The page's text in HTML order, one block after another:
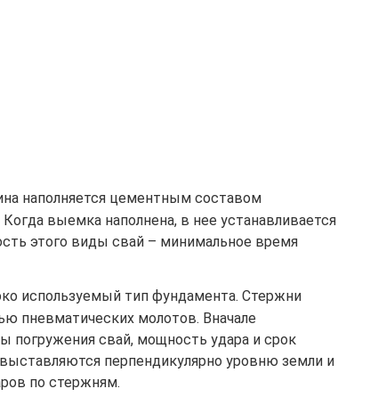
наполняется цементным составом
выемка наполнена, в нее устанавливается
этого виды свай – минимальное время
используемый тип фундамента. Стержни
пневматических молотов. Вначале
погружения свай, мощность удара и срок
перпендикулярно уровню земли и
по стержням.